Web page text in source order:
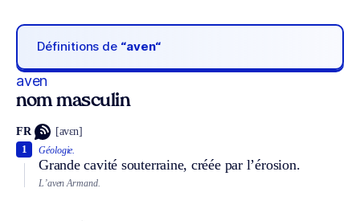
Définitions de “aven“
aven
nom masculin
FR [avɛn]
Géologie.
Grande cavité souterraine, créée par l’érosion.
1
L’aven Armand.